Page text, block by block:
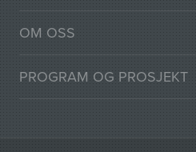
OM OSS
PROGRAM OG PROSJEKT